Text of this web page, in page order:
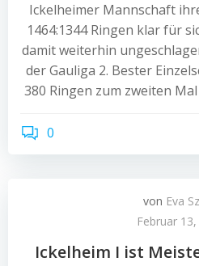
Ickelheimer Mannschaft
1464:1344 Ringen klar für
damit weiterhin
der Gauliga 2. Bester
380 Ringen zum zweiten
0
von Eva
Februar
Ickelheim I ist